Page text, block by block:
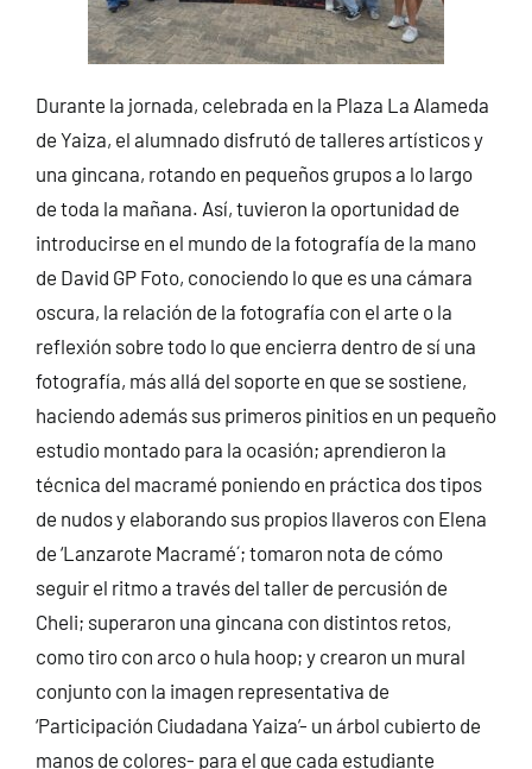
Durante la jornada, celebrada en la Plaza La Alameda
de Yaiza, el alumnado disfrutó de talleres artísticos y
una gincana, rotando en pequeños grupos a lo largo
de toda la mañana. Así, tuvieron la oportunidad de
introducirse en el mundo de la fotografía de la mano
de David GP Foto, conociendo lo que es una cámara
oscura, la relación de la fotografía con el arte o la
reflexión sobre todo lo que encierra dentro de sí una
fotografía, más allá del soporte en que se sostiene,
haciendo además sus primeros pinitios en un pequeño
estudio montado para la ocasión; aprendieron la
técnica del macramé poniendo en práctica dos tipos
de nudos y elaborando sus propios llaveros con Elena
de ‘Lanzarote Macramé´; tomaron nota de cómo
seguir el ritmo a través del taller de percusión de
Cheli; superaron una gincana con distintos retos,
como tiro con arco o hula hoop; y crearon un mural
conjunto con la imagen representativa de
‘Participación Ciudadana Yaiza’- un árbol cubierto de
manos de colores- para el que cada estudiante